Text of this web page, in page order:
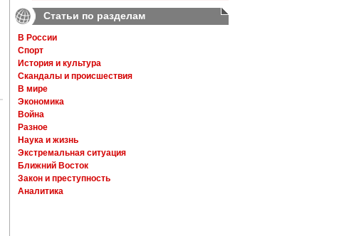
Статьи по разделам
В России
Спорт
История и культура
Скандалы и происшествия
В мире
Экономика
Война
Разное
Наука и жизнь
Экстремальная ситуация
Ближний Восток
Закон и преступность
Аналитика